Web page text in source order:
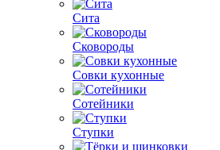
Сита
Сковороды
Совки кухонные
Сотейники
Ступки